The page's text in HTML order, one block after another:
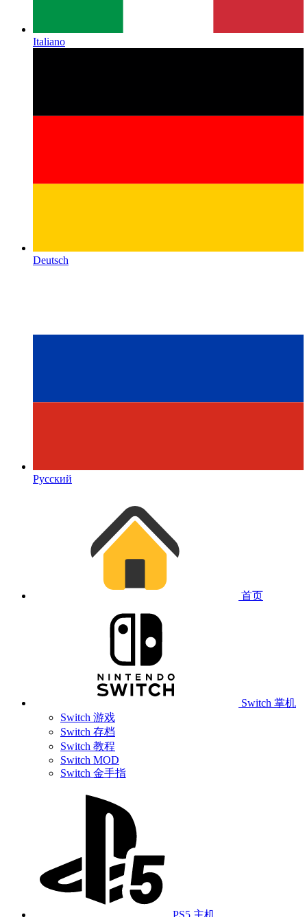
Italiano
Deutsch
Русский
首页
Switch 掌机
Switch 游戏
Switch 存档
Switch 教程
Switch MOD
Switch 金手指